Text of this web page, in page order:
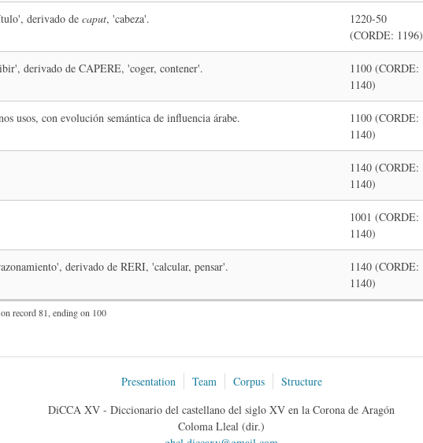
derivado de caput, 'cabeza'.
1220-50
(CORDE: 1196)
derivado de CAPERE, 'coger, contener'.
1100 (CORDE:
1140)
usos, con evolución semántica de influencia árabe.
1100 (CORDE:
1140)
1140 (CORDE:
1140)
1001 (CORDE:
1140)
derivado de RERI, 'calcular, pensar'.
1140 (CORDE:
1140)
record 81, ending on 100
Presentation Team Corpus
Structure
DiCCA XV - Diccionario del castellano del siglo XV en la Corona de Aragón
Coloma Lleal (dir.)